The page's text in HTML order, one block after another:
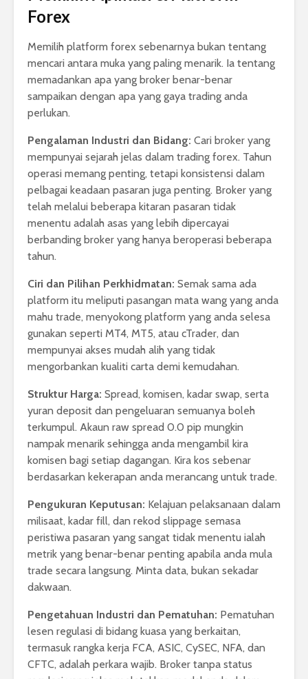
Forex
Memilih platform forex sebenarnya bukan tentang
mencari antara muka yang paling menarik. Ia tentang
memadankan apa yang broker benar-benar
sampaikan dengan apa yang gaya trading anda
perlukan.
Pengalaman Industri dan Bidang: Cari broker yang
mempunyai sejarah jelas dalam trading forex. Tahun
operasi memang penting, tetapi konsistensi dalam
pelbagai keadaan pasaran juga penting. Broker yang
telah melalui beberapa kitaran pasaran tidak
menentu adalah asas yang lebih dipercayai
berbanding broker yang hanya beroperasi beberapa
tahun.
Ciri dan Pilihan Perkhidmatan: Semak sama ada
platform itu meliputi pasangan mata wang yang anda
mahu trade, menyokong platform yang anda selesa
gunakan seperti MT4, MT5, atau cTrader, dan
mempunyai akses mudah alih yang tidak
mengorbankan kualiti carta demi kemudahan.
Struktur Harga: Spread, komisen, kadar swap, serta
yuran deposit dan pengeluaran semuanya boleh
terkumpul. Akaun raw spread 0.0 pip mungkin
nampak menarik sehingga anda mengambil kira
komisen bagi setiap dagangan. Kira kos sebenar
berdasarkan kekerapan anda merancang untuk trade.
Pengukuran Keputusan: Kelajuan pelaksanaan dalam
milisaat, kadar fill, dan rekod slippage semasa
peristiwa pasaran yang sangat tidak menentu ialah
metrik yang benar-benar penting apabila anda mula
trade secara langsung. Minta data, bukan sekadar
dakwaan.
Pengetahuan Industri dan Pematuhan: Pematuhan
lesen regulasi di bidang kuasa yang berkaitan,
termasuk rangka kerja FCA, ASIC, CySEC, NFA, dan
CFTC, adalah perkara wajib. Broker tanpa status